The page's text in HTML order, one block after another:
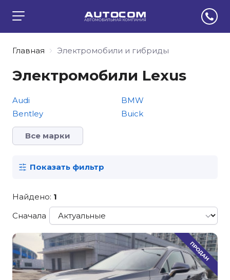
Главная Электромобили и гибриды
Электромобили Lexus
Audi
Bentley
BMW
Buick
Все марки
Показать фильтр
Найдено: 1
Сначала